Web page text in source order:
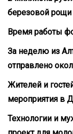
березовой рощи
Время работы
За неделю из
отправлено
Жителей и
мероприятия в
Технологии и